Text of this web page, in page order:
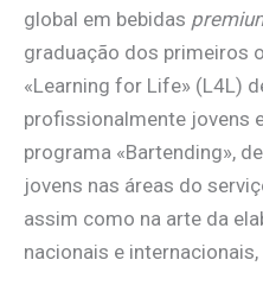
global em bebidas
graduação dos primeiros
«Learning for Life» (L4L)
profissionalmente jovens
programa «Bartending»,
jovens nas áreas do
assim como na arte da
nacionais e